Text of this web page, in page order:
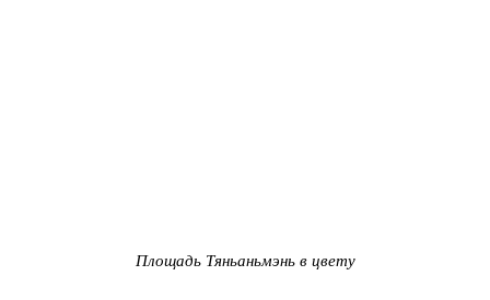
Площадь Тяньаньмэнь в цвету